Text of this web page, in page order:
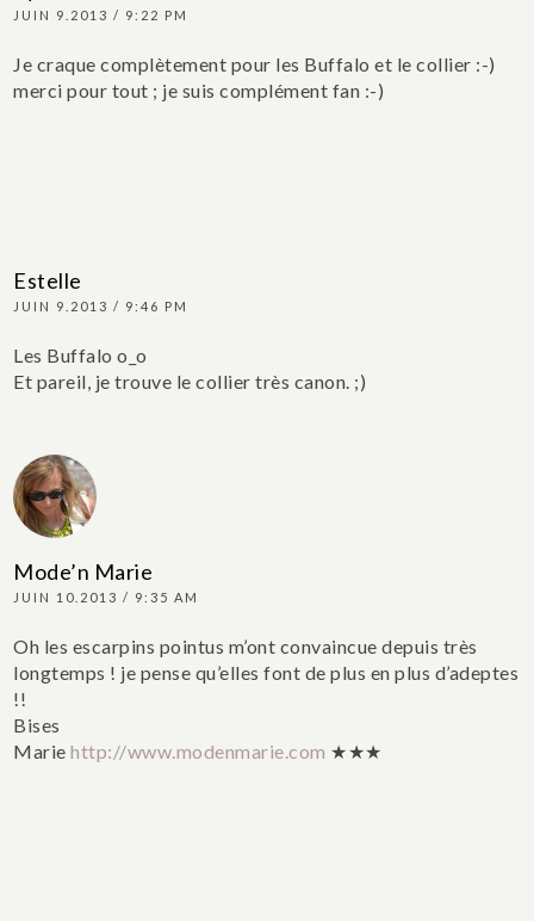
JUIN 9.2013 / 9:22 PM
Je craque complètement pour les Buffalo et le collier :-)
merci pour tout ; je suis complément fan :-)
Estelle
JUIN 9.2013 / 9:46 PM
Les Buffalo o_o
Et pareil, je trouve le collier très canon. ;)
Mode’n Marie
JUIN 10.2013 / 9:35 AM
Oh les escarpins pointus m’ont convaincue depuis très
longtemps ! je pense qu’elles font de plus en plus d’adeptes
!!
Bises
Marie http://www.modenmarie.com ★★★